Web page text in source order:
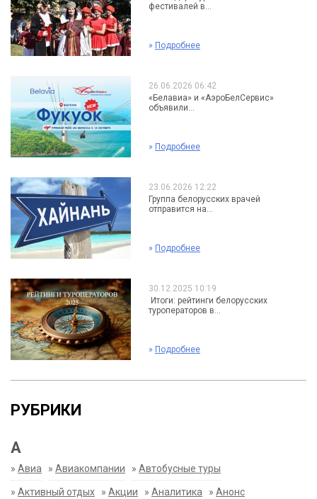
фестивалей в...
» Подробнее
26.06.2026 06:42
«Белавиа» и «АэроБелСервис»
объявили...
» Подробнее
23.06.2026 12:22
Группа белорусских врачей
отправится на...
» Подробнее
30.12.2025 10:19
Итоги: рейтинги белорусских
туроператоров в...
» Подробнее
РУБРИКИ
А
» Авиа » Авиакомпании » Автобусные туры
» Активный отдых » Акции » Аналитика » Анонс